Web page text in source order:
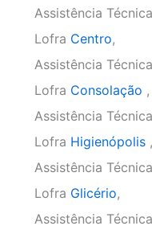
Assistência
Lofra Centro,
Assistência
Lofra Consolação ,
Assistência
Lofra Higienópolis ,
Assistência
Lofra Glicério,
Assistência